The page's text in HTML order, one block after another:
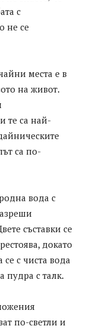
с
не се
места е в
на живот.
те са най-
са по-
вода с
съставки се
докато
се с чиста вода
пудра с талк.
по-светли и